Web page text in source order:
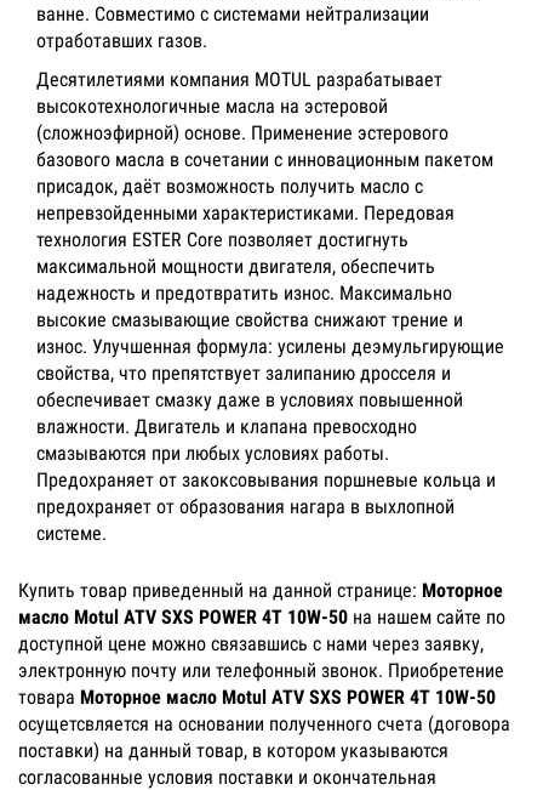
ванне. Совместимо с системами нейтрализации
отработавших газов.
Десятилетиями компания MOTUL разрабатывает
высокотехнологичные масла на эстеровой
(сложноэфирной) основе. Применение эстерового
базового масла в сочетании с инновационным пакетом
присадок, даёт возможность получить масло с
непревзойденными характеристиками. Передовая
технология ESTER Core позволяет достигнуть
максимальной мощности двигателя, обеспечить
надежность и предотвратить износ. Максимально
высокие смазывающие свойства снижают трение и
износ. Улучшенная формула: усилены деэмульгирующие
свойства, что препятствует залипанию дросселя и
обеспечивает смазку даже в условиях повышенной
влажности. Двигатель и клапана превосходно
смазываются при любых условиях работы.
Предохраняет от закоксовывания поршневые кольца и
предохраняет от образования нагара в выхлопной
системе.
Купить товар приведенный на данной странице: Моторное
масло Motul ATV SXS POWER 4T 10W-50 на нашем сайте по
доступной цене можно связавшись с нами через заявку,
электронную почту или телефонный звонок. Приобретение
товара Моторное масло Motul ATV SXS POWER 4T 10W-50
осущетсвляется на основании полученного счета (договора
поставки) на данный товар, в котором указываются
согласованные условия поставки и окончательная